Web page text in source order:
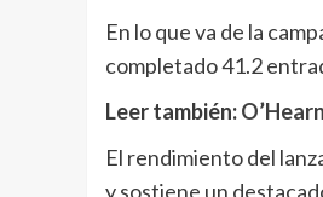
En lo que va de la
completado 41.2
Leer también:
El rendimiento del
y sostiene un